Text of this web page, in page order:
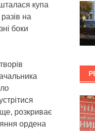
купа
на
боки
розкриває
ордена